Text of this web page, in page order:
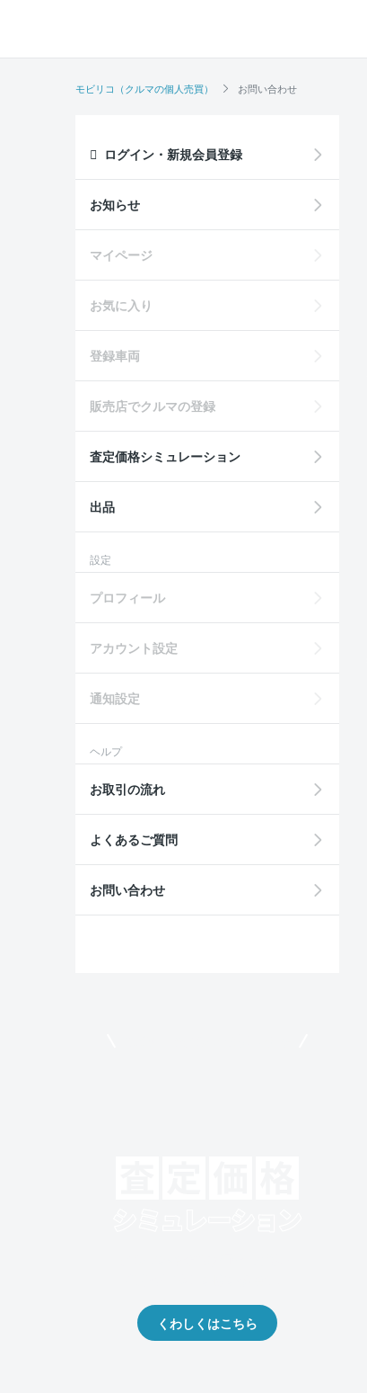
モビリコ（クルマの個人売買） お問い合わせ
ログイン・新規会員登録
お知らせ
マイページ
お気に入り
登録車両
販売店でクルマの登録
査定価格シミュレーション
出品
設定
プロフィール
アカウント設定
通知設定
ヘルプ
お取引の流れ
よくあるご質問
お問い合わせ
くわしくはこちら